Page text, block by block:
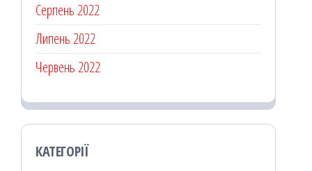
Серпень 2022
Липень 2022
Червень 2022
КАТЕГОРІЇ